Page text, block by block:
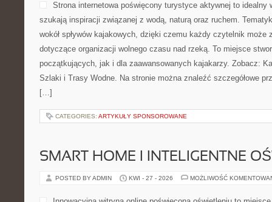
Strona internetowa poświęcony turystyce aktywnej to idealny
szukają inspiracji związanej z wodą, naturą oraz ruchem.
wokół spływów kajakowych, dzięki czemu każdy czytelnik może
dotyczące organizacji wolnego czasu nad rzeką. To miejsce
początkujących, jak i dla zaawansowanych kajakarzy. Zobacz:
Szlaki i Trasy Wodne. Na stronie można znaleźć szczegółowe
[…]
CATEGORIES: ARTYKUŁY SPONSOROWANE
SMART HOME I INTELIGENTNE
POSTED BY ADMIN KWI - 27 - 2026 MOŻLIWOŚĆ